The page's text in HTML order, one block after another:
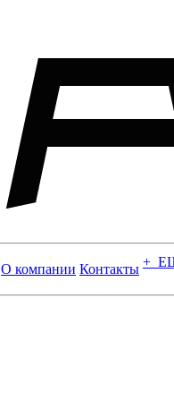
О компании Контакты +